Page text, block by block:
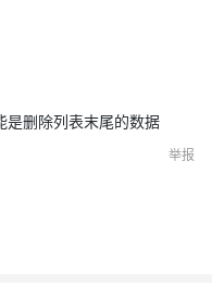
删除列表末尾的数据
举报